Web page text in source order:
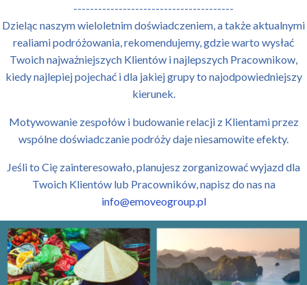
---------------------------------------
Dzieląc naszym wieloletnim doświadczeniem, a także aktualnymi
realiami podróżowania, rekomendujemy, gdzie warto wysłać
Twoich najważniejszych Klientów i najlepszych Pracownikow,
kiedy najlepiej pojechać i dla jakiej grupy to najodpowiedniejszy
kierunek.
Motywowanie zespołów i budowanie relacji z Klientami przez
wspólne doświadczanie podróży daje niesamowite efekty.
Jeśli to Cię zainteresowało, planujesz zorganizować wyjazd dla
Twoich Klientów lub Pracowników, napisz do nas na
info@emoveogroup.pl